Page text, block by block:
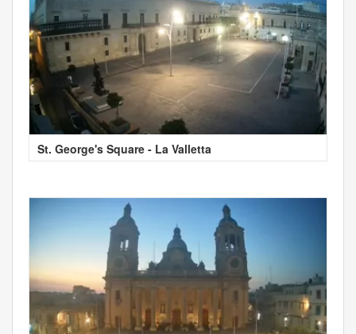
St. George's Square - La Valletta